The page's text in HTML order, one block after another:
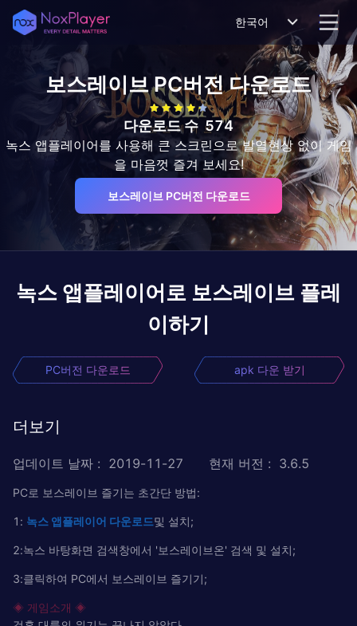
한국어
보스레이브PC버전 다운로드
다운로드 수 574
녹스 앱플레이어를 사용해 큰 스크린으로 발열현상 없이 게임
을 마음껏 즐겨 보세요!
보스레이브 PC버전 다운로드
녹스 앱플레이어로 보스레이브 플레
이하기
PC버전 다운로드 apk 다운 받기
더보기
업데이트 날짜 : 2019-11-27 현재 버전 : 3.6.5
PC로 보스레이브 즐기는 초간단 방법:
1: 녹스 앱플레이어 다운로드및 설치;
2:녹스 바탕화면 검색창에서 '보스레이브온' 검색 및 설치;
3:클릭하여 PC에서 보스레이브 즐기기;
◈ 게임소개 ◈